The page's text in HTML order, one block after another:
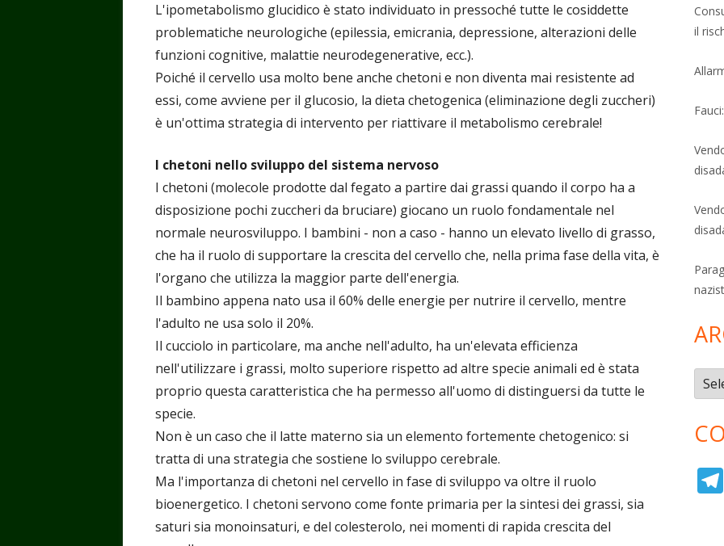
L'ipometabolismo glucidico è stato individuato in pressoché tutte le cosiddette
problematiche neurologiche (epilessia, emicrania, depressione, alterazioni delle
funzioni cognitive, malattie neurodegenerative, ecc.).
Poiché il cervello usa molto bene anche chetoni e non diventa mai resistente ad
essi, come avviene per il glucosio, la dieta chetogenica (eliminazione degli zuccheri)
è un'ottima strategia di intervento per riattivare il metabolismo cerebrale!
I chetoni nello sviluppo del sistema nervoso
I chetoni (molecole prodotte dal fegato a partire dai grassi quando il corpo ha a
disposizione pochi zuccheri da bruciare) giocano un ruolo fondamentale nel
normale neurosviluppo. I bambini - non a caso - hanno un elevato livello di grasso,
che ha il ruolo di supportare la crescita del cervello che, nella prima fase della vita, è
l'organo che utilizza la maggior parte dell'energia.
Il bambino appena nato usa il 60% delle energie per nutrire il cervello, mentre
l'adulto ne usa solo il 20%.
Il cucciolo in particolare, ma anche nell'adulto, ha un'elevata efficienza
nell'utilizzare i grassi, molto superiore rispetto ad altre specie animali ed è stata
proprio questa caratteristica che ha permesso all'uomo di distinguersi da tutte le
specie.
Non è un caso che il latte materno sia un elemento fortemente chetogenico: si
tratta di una strategia che sostiene lo sviluppo cerebrale.
Ma l'importanza di chetoni nel cervello in fase di sviluppo va oltre il ruolo
bioenergetico. I chetoni servono come fonte primaria per la sintesi dei grassi, sia
saturi sia monoinsaturi, e del colesterolo, nei momenti di rapida crescita del
il